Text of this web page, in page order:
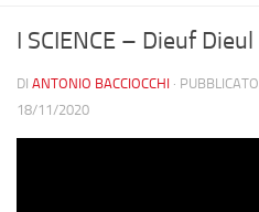
I SCIENCE – Dieuf Dieul
DI ANTONIO BACCIOCCHI · PUBBLICATO
18/11/2020